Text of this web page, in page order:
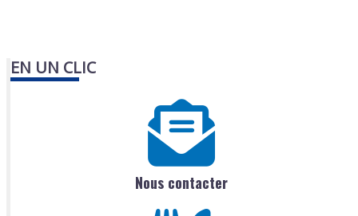
EN UN CLIC
Nous contacter